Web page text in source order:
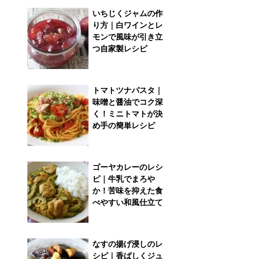
いちじくジャムの作
り方｜白ワインとレ
モンで風味が引き立
つ自家製レシピ
トマトツナパスタ｜
味噌と醤油でコク深
く！ミニトマトが決
め手の簡単レシピ
ゴーヤカレーのレシ
ピ｜牛乳でまろや
か！苦味を抑えた食
べやすい和風仕立て
なすの揚げ浸しのレ
シピ｜香ばしくジュ